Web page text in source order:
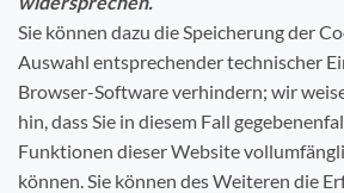
Sie können dazu die Speicherung der
Auswahl entsprechender technischer
Browser-Software verhindern; wir
hin, dass Sie in diesem Fall
Funktionen dieser Website
können. Sie können des Weiteren die